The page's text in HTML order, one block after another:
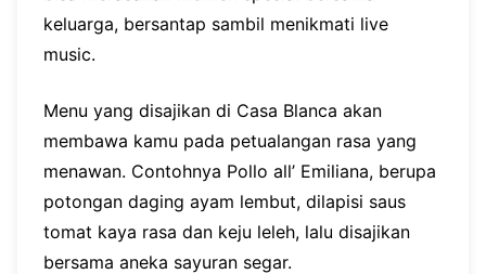
keluarga, bersantap sambil menikmati live
music.
Menu yang disajikan di Casa Blanca akan
membawa kamu pada petualangan rasa yang
menawan. Contohnya Pollo all’ Emiliana, berupa
potongan daging ayam lembut, dilapisi saus
tomat kaya rasa dan keju leleh, lalu disajikan
bersama aneka sayuran segar.